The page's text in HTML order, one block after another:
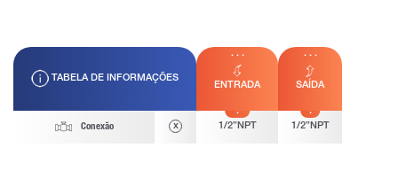
TABELA DE INFORMAÇÕES
ENTRADA SAÍDA
Conexão x 1/2”NPT 1/2”NPT